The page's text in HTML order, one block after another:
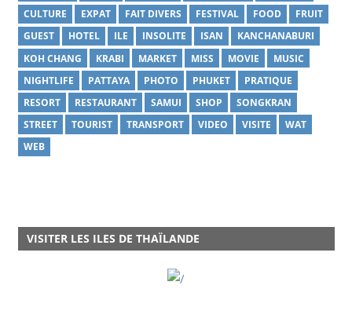
CULTURE
EXPAT FAIT DIVERS FESTIVAL FOOD
FRUIT
GUEST
HOTEL ILE INSOLITE ISAN
KANCHANABURI
KOH CHANG
KRABI MARKET MISS MOVIE
MUSIC
NIGHTLIFE
PATTAYA PHOTO PHUKET
PRATIQUE
RESORT
RESTAURANT SAMUI SHOP
SONGKRAN
STREET
TOURIST TRANSPORT VIDEO VISITE
WAT
WEB
VISITER LES ILES DE THAÏLANDE